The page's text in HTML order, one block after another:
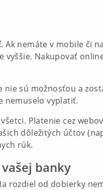
. Ak nemáte v mobile či
vyššie. Nakupovať
nie sú možnosťou a
nemuselo vyplatiť.
Platenie cez
dôležitých účtov
rúk.
banky
rozdiel od dobierky